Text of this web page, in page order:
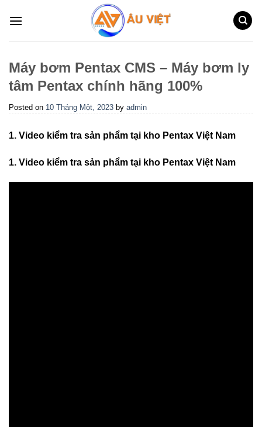
Máy bơm Pentax CMS – Máy bơm ly
tâm Pentax chính hãng 100%
Posted on 10 Tháng Một, 2023 by admin
1. Video kiểm tra sản phẩm tại kho Pentax Việt Nam
1. Video kiểm tra sản phẩm tại kho Pentax Việt Nam